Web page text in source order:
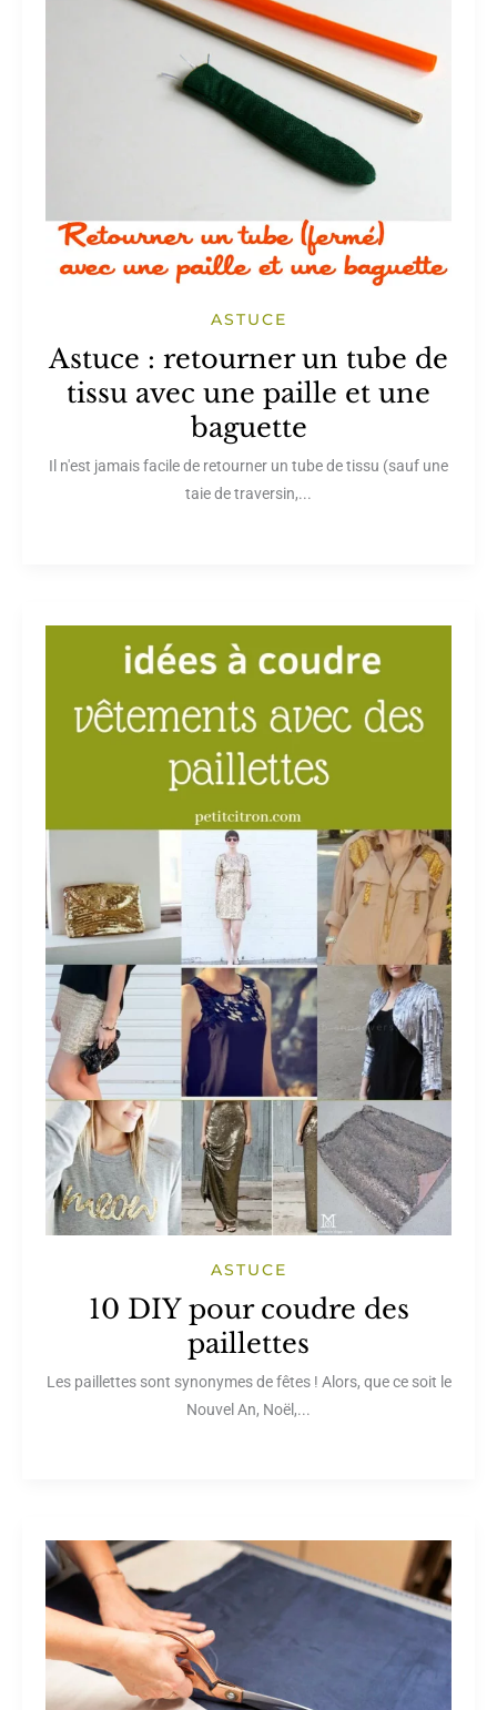
ASTUCE
Astuce : retourner un tube de
tissu avec une paille et une
baguette
Il n'est jamais facile de retourner un tube de tissu (sauf une
taie de traversin,...
ASTUCE
10 DIY pour coudre des
paillettes
Les paillettes sont synonymes de fêtes ! Alors, que ce soit le
Nouvel An, Noël,...